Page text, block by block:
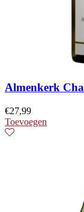
Almenkerk
€27,99
Toevoegen